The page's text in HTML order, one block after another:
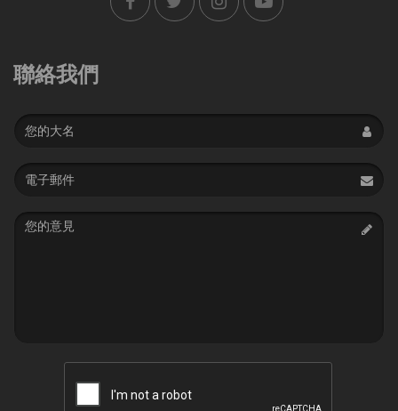
聯絡我們
Name
Email
address
Message